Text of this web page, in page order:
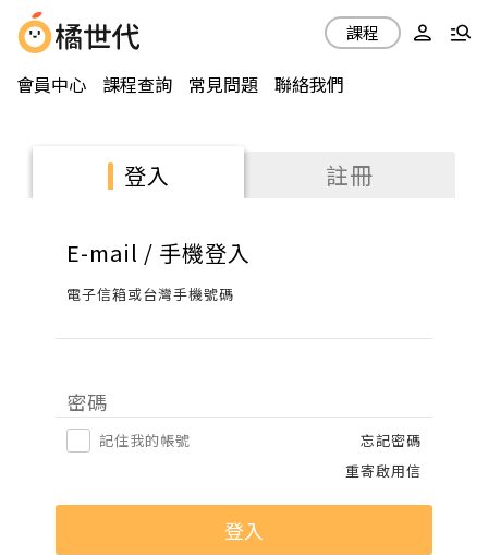
會員中心 課程查詢 常見問題 聯絡我們
課程
登入 註冊
E-mail / 手機登入
電子信箱或台灣手機號碼
密碼
記住我的帳號
忘記密碼
重寄啟用信